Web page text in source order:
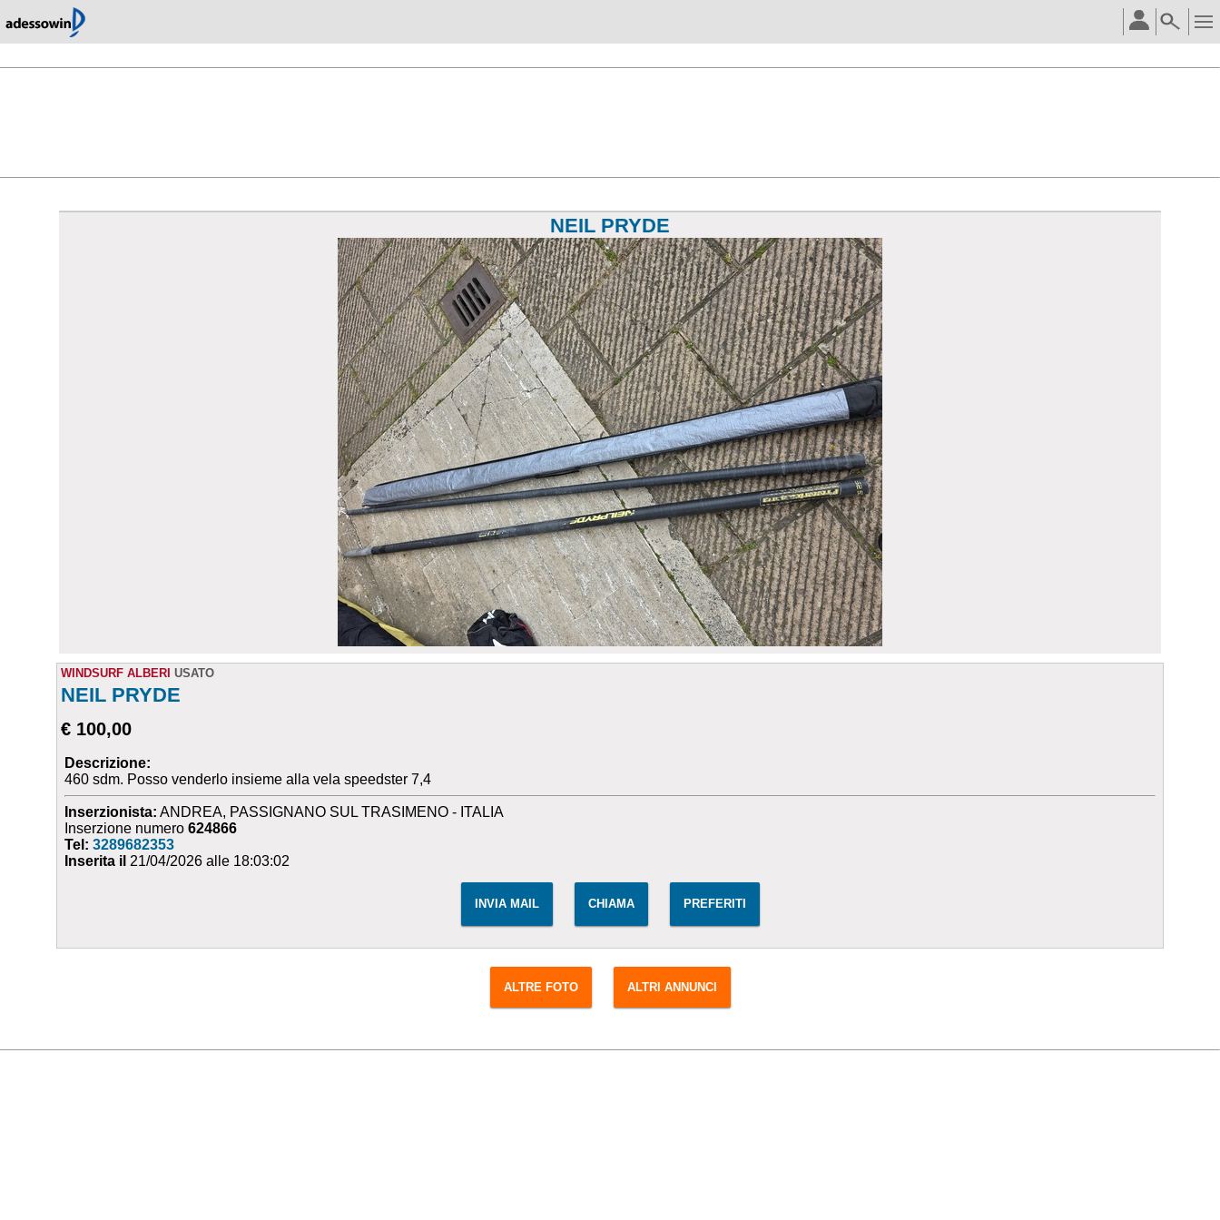
NEIL PRYDE
WINDSURF ALBERI USATO
NEIL PRYDE
€ 100,00
Descrizione:
460 sdm. Posso venderlo insieme alla vela speedster 7,4
Inserzionista: ANDREA, PASSIGNANO SUL TRASIMENO - ITALIA
Inserzione numero624866
Tel:3289682353
Inserita il 21/04/2026 alle 18:03:02
INVIA MAIL CHIAMA PREFERITI
ALTRE FOTO ALTRI ANNUNCI